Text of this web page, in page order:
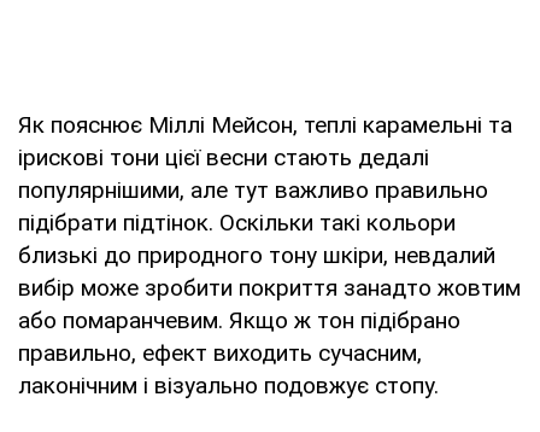
Як пояснює Міллі Мейсон, теплі карамельні та
ірискові тони цієї весни стають дедалі
популярнішими, але тут важливо правильно
підібрати підтінок. Оскільки такі кольори
близькі до природного тону шкіри, невдалий
вибір може зробити покриття занадто жовтим
або помаранчевим. Якщо ж тон підібрано
правильно, ефект виходить сучасним,
лаконічним і візуально подовжує стопу.